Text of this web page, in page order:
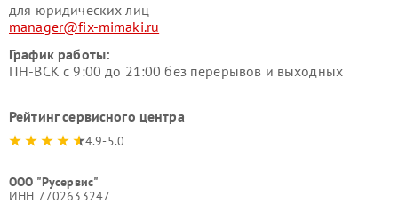
для юридических лиц
manager@fix-mimaki.ru
График работы:
ПН-ВСК с 9:00 до 21:00 без перерывов и выходных
Рейтинг сервисного центра
4.9-5.0
ООО "Русервис"
ИНН 7702633247